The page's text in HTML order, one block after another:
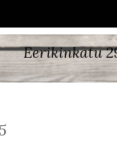
Eerikinkatu